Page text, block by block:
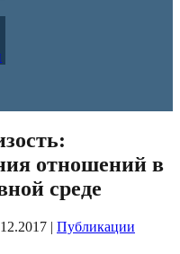
отношений в
среде
| Публикации